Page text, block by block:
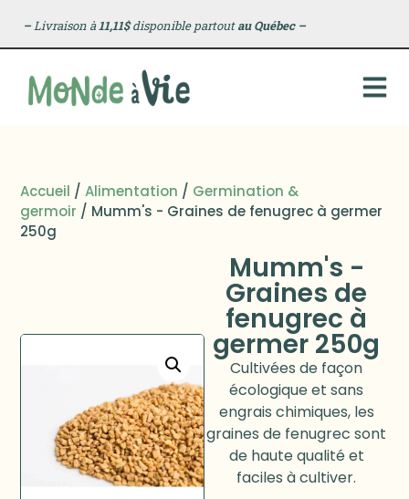
–Livraison à11,11$disponible partoutau Québec –
Accueil /Alimentation / Germination &
germoir / Mumm's - Graines de fenugrec à germer
250g
Mumm's -
Graines de
fenugrec à
germer 250g
Cultivées de façon
écologique et sans
engrais chimiques, les
graines de fenugrec sont
de haute qualité et
faciles à cultiver.